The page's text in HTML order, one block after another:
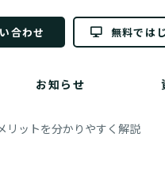
合わせ 無料では
お知らせ
リットを分かりやすく解説